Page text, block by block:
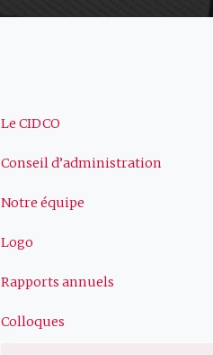
Navigation
principale
Le CIDCO
Conseil d’administration
Notre équipe
Logo
Rapports annuels
Colloques